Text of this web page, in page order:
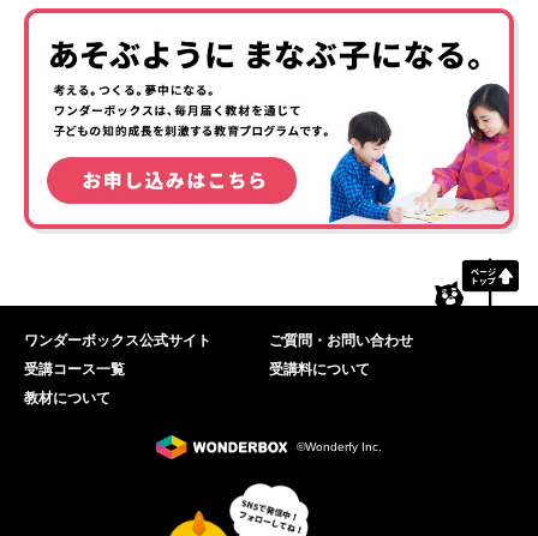
ワンダーボックス公式サイト
ご質問・お問い合わせ
受講コース一覧
受講料について
教材について
©Wonderfy Inc.